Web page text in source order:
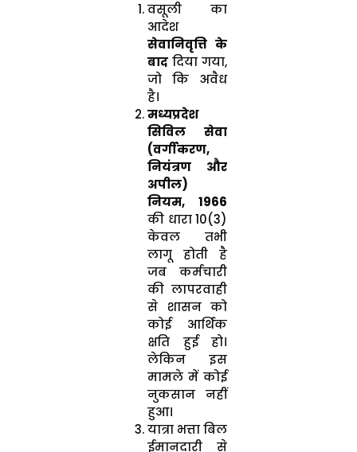
वसूली का
आदेश
सेवानिवृत्ति के
बाद दिया गया,
जो कि अवैध
है।
मध्यप्रदेश
सिविल सेवा
(वर्गीकरण,
नियंत्रण और
अपील)
नियम, 1966
की धारा 10(3)
केवल तभी
लागू होती है
जब कर्मचारी
की लापरवाही
से शासन को
कोई आर्थिक
क्षति हुई हो।
लेकिन इस
मामले में कोई
नुकसान नहीं
हुआ।
यात्रा भत्ता बिल
ईमानदारी से